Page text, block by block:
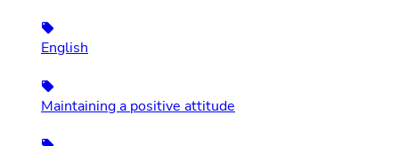
English
Maintaining a positive attitude